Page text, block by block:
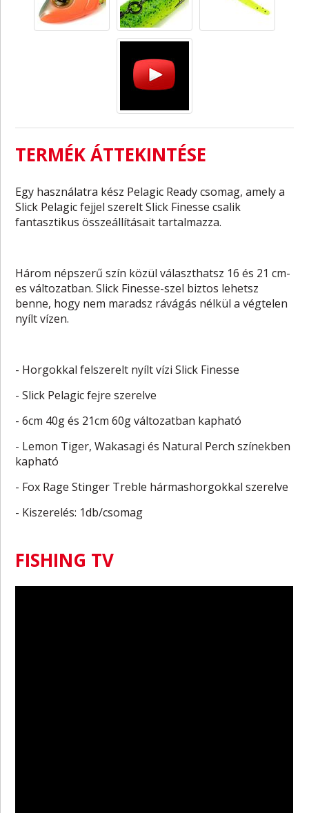
TERMÉK ÁTTEKINTÉSE
Egy használatra kész Pelagic Ready csomag, amely a
Slick Pelagic fejjel szerelt Slick Finesse csalik
fantasztikus összeállításait tartalmazza.
Három népszerű szín közül választhatsz 16 és 21 cm-
es változatban. Slick Finesse-szel biztos lehetsz
benne, hogy nem maradsz rávágás nélkül a végtelen
nyílt vízen.
- Horgokkal felszerelt nyílt vízi Slick Finesse
- Slick Pelagic fejre szerelve
- 6cm 40g és 21cm 60g változatban kapható
- Lemon Tiger, Wakasagi és Natural Perch színekben
kapható
- Fox Rage Stinger Treble hármashorgokkal szerelve
- Kiszerelés: 1db/csomag
FISHING TV